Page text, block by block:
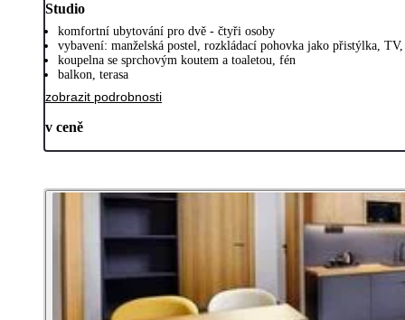
Studio
komfortní ubytování pro dvě - čtyři osoby
vybavení: manželská postel, rozkládací pohovka jako přistýlka,
koupelna se sprchovým koutem a toaletou, fén
balkon, terasa
zobrazit podrobnosti
v ceně